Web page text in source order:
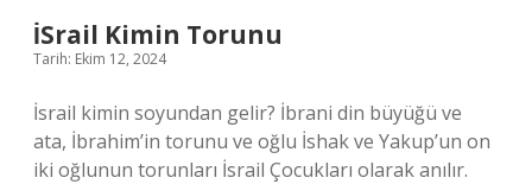
İSrail Kimin Torunu
Tarih: Ekim 12, 2024
İsrail kimin soyundan gelir? İbrani din büyüğü ve
ata, İbrahim’in torunu ve oğlu İshak ve Yakup’un on
iki oğlunun torunları İsrail Çocukları olarak anılır.